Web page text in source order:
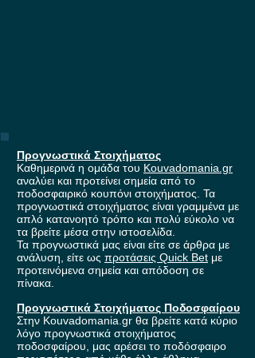
Προγνωστικά Στοιχήματος
Καθημερινά η ομάδα του Kouvadomania.gr
αναλύει και προτείνει σημεία από το
ποδοσφαιρικό κουπόνι στοιχήματος. Τα
προγνωστικά στοιχήματος είναι γραμμένα με
απλό κατανοητό τρόπο και πολύ εύκολο να
τα βρείτε μέσα στην ιστοσελίδα.
Τα προγνωστικά μας είναι είτε σε άρθρα με
ανάλυση, είτε ως προτάσεις Quick Bet με
προτεινόμενα σημεία και απόδοση σε
πίνακα.
Προγνωστικά Στοιχήματος Ποδοσφαίρου
Στην Kouvadomania.gr θα βρείτε κατά κύριο
λόγο προγνωστικά στοιχήματος
ποδοσφαίρου, μας αρέσει το ποδόσφαιρο